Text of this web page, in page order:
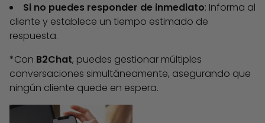
Si no puedes responder de inmediato: Informa al
cliente y establece un tiempo estimado de
respuesta.
*Con B2Chat, puedes gestionar múltiples
conversaciones simultáneamente, asegurando que
ningún cliente quede en espera.